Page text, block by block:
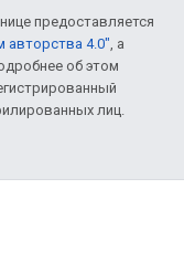
предоставляется
авторства 4.0", а
об этом
лиц.